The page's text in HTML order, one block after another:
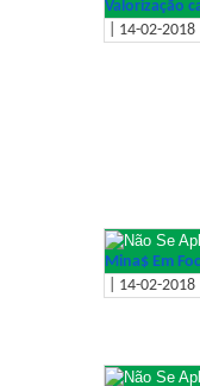
Valorização
| 14-02-
Mina$ Em
| 14-02-